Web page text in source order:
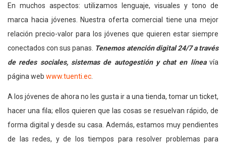
En muchos aspectos: utilizamos lenguaje, visuales y tono de
marca hacia jóvenes. Nuestra oferta comercial tiene una mejor
relación precio-valor para los jóvenes que quieren estar siempre
conectados con sus panas. Tenemos atención digital 24/7 a través
de redes sociales, sistemas de autogestión y chat en línea vía
página web www.tuenti.ec
A los jóvenes de ahora no les gusta ir a una tienda, tomar un ticket,
hacer una fila; ellos quieren que las cosas se resuelvan rápido, de
forma digital y desde su casa. Además, estamos muy pendientes
de las redes, y de los tiempos para resolver problemas para